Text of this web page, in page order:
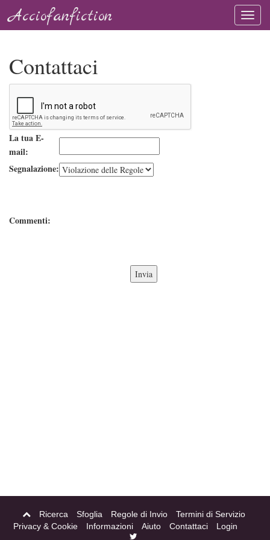
Acciofanfiction
Contattaci
La tua E-
mail:
Segnalazione:
Commenti:
Ricerca Sfoglia Regole di Invio
Termini di Servizio
Privacy & Cookie
Informazioni Aiuto Contattaci Login